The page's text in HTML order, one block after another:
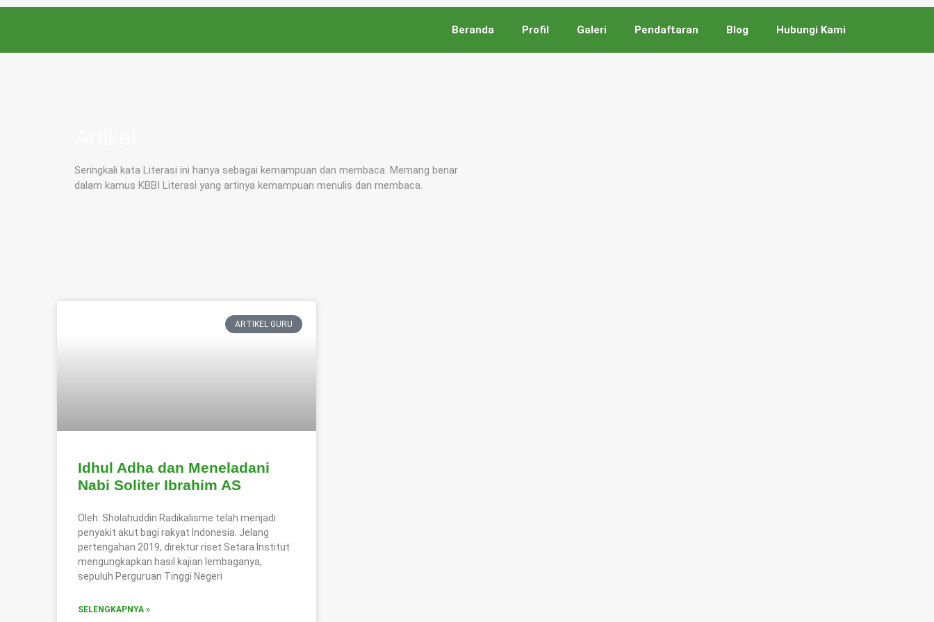
Beranda Profil Galeri Pendaftaran Blog Hubungi Kami
Seringkali kata Literasi ini hanya sebagai kemampuan dan membaca. Memang benar
dalam kamus KBBI Literasi yang artinya kemampuan menulis dan membaca.
ARTIKEL GURU
Idhul Adha dan Meneladani
Nabi Soliter Ibrahim AS
Oleh: Sholahuddin Radikalisme telah menjadi
penyakit akut bagi rakyat Indonesia. Jelang
pertengahan 2019, direktur riset Setara Institut
mengungkapkan hasil kajian lembaganya,
sepuluh Perguruan Tinggi Negeri
SELENGKAPNYA »